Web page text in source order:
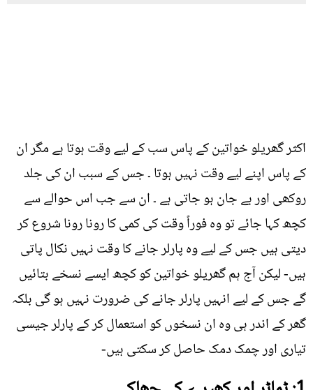
اکثر گھریلو خواتین کے پاس سب کے لیے وقت ہوتا ہے مگر ان
کے پاس اپنے لیے وقت نہیں ہوتا ۔ جس کے سبب ان کی جلد
روکھی اور بے جان ہو جاتی ہے ۔ ان سے جب اس حوالے سے
کچھ کہا جائے تو وہ فوراً وقت کی کمی کا رونا رونا شروع کر
دیتی ہیں جس کے لیے وہ پارلر جانے کا وقت نہیں نکال پاتی
ہیں- لیکن آج ہم گھریلو خواتین کو کچھ ایسے نسخے بتائیں
گے جس کے لیے انہیں پارلر جانے کی ضرورت نہیں ہو گی بلکہ
گھر کے اندر ہی وہ ان نسخوں کو استعمال کر کے پارلر جیسی
تیاری اور چمک دمک حاصل کر سکتی ہیں-